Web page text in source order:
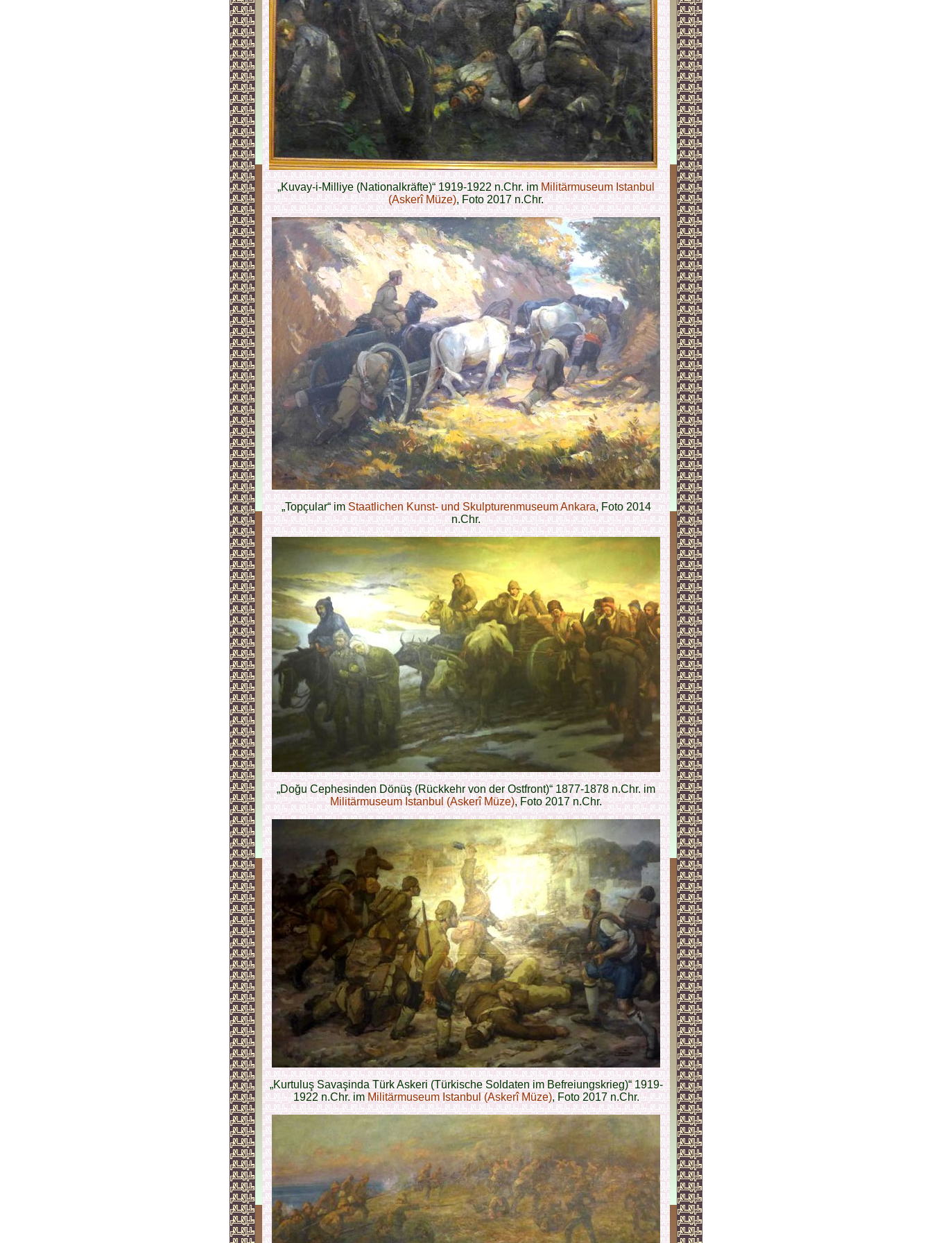
„Kuvay-i-Milliye (Nationalkräfte)“ 1919-1922 n.Chr. imMilitärmuseum Istanbul
(Askerî Müze), Foto 2017 n.Chr.
„Topçular“ imStaatlichen Kunst- und Skulpturenmuseum Ankara, Foto 2014
n.Chr.
„Doğu Cephesinden Dönüş (Rückkehr von der Ostfront)“ 1877-1878 n.Chr. im
Militärmuseum Istanbul (Askerî Müze), Foto 2017 n.Chr.
„Kurtuluş Savaşinda Türk Askeri (Türkische Soldaten im Befreiungskrieg)“ 1919-
1922 n.Chr. imMilitärmuseum Istanbul (Askerî Müze), Foto 2017 n.Chr.